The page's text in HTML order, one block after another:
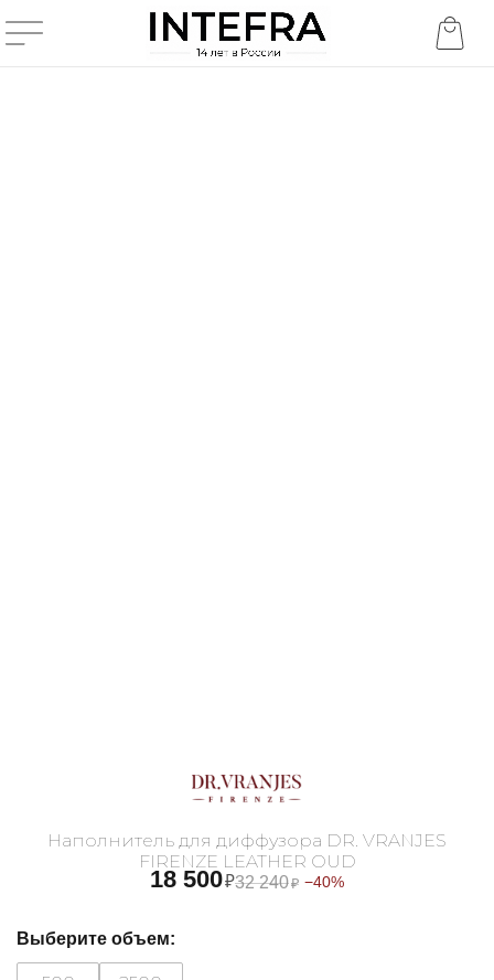
Наполнитель для диффузора DR. VRANJES
FIRENZE LEATHER OUD
18 500₽32 240₽ −40%
Выберите объем: